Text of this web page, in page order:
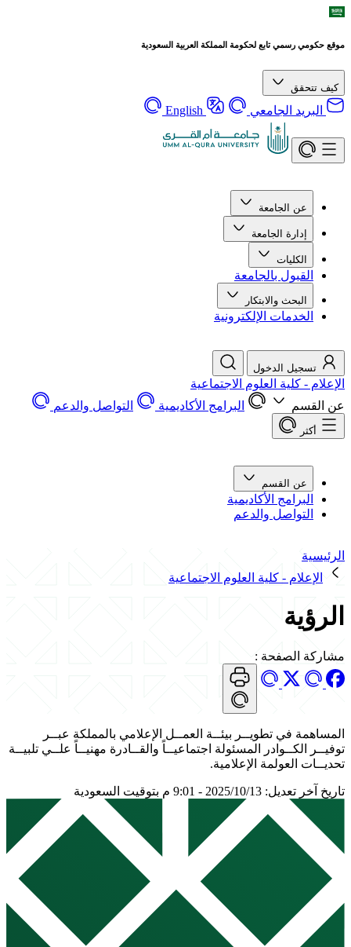
موقع حكومي رسمي تابع لحكومة المملكة العربية السعودية
كيف تتحقق
البريد الجامعي English
عن الجامعة
إدارة الجامعة
الكليات
القبول بالجامعة
البحث والابتكار
الخدمات الإلكترونية
تسجيل الدخول
الإعلام - كلية العلوم الاجتماعية
عن القسم
البرامج الأكاديمية التواصل والدعم
أكثر
عن القسم
البرامج الأكاديمية
التواصل والدعم
الرئيسية
الإعلام - كلية العلوم الاجتماعية
الرؤية
مشاركة الصفحة :
المساهمة في تطويــر بيئــة العمــل الإعلامي بالمملكة عبــر
توفيــر الكــوادر المسئولة اجتماعيــاً والقــادرة مهنيــاً علــي تلبيــة
تحديــات العولمة الإعلامية.
تاريخ آخر تعديل: 2025/10/13 - 9:01 م بتوقيت السعودية